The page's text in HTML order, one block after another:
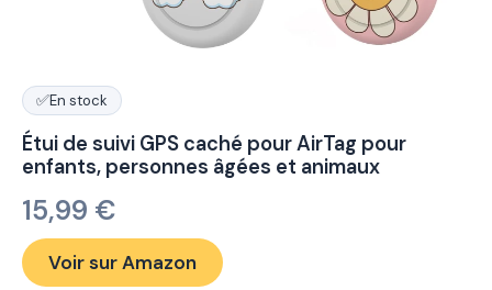
✅En stock
Étui de suivi GPS caché pour AirTag pour
enfants, personnes âgées et animaux
15,99 €
Voir sur Amazon